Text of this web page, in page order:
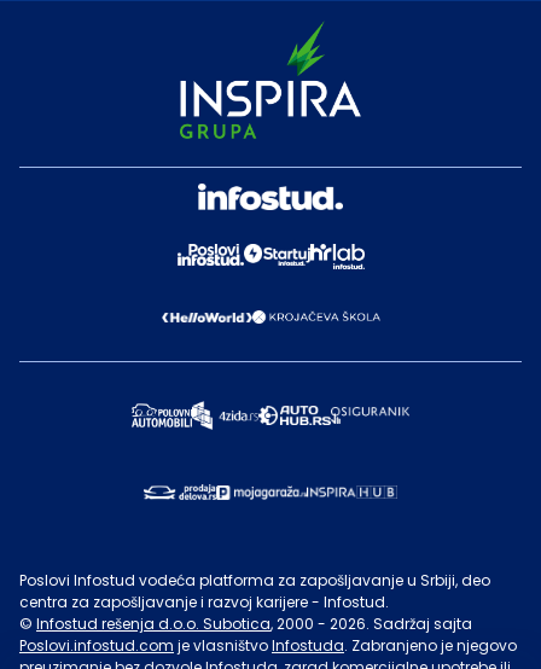
Poslovi Infostud vodeća platforma za zapošljavanje u Srbiji, deo
centra za zapošljavanje i razvoj karijere - Infostud.
© Infostud rešenja d.o.o. Subotica, 2000 - 2026. Sadržaj sajta
Poslovi.infostud.com je vlasništvoInfostuda. Zabranjeno je njegovo